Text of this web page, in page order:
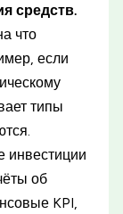
средств.
что
если
типы
инвестиции
об
KPI,